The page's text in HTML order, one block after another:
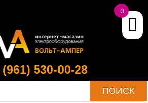
(961) 530-00-28
ПОИСК
0